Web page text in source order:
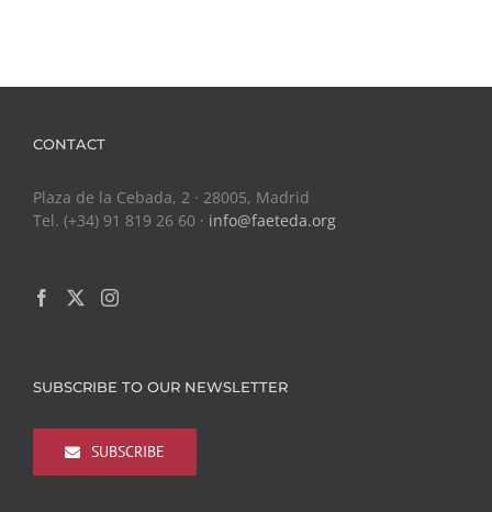
CONTACT
Plaza de la Cebada, 2 · 28005, Madrid
Tel. (+34) 91 819 26 60 · info@faeteda.org
SUBSCRIBE TO OUR NEWSLETTER
SUBSCRIBE